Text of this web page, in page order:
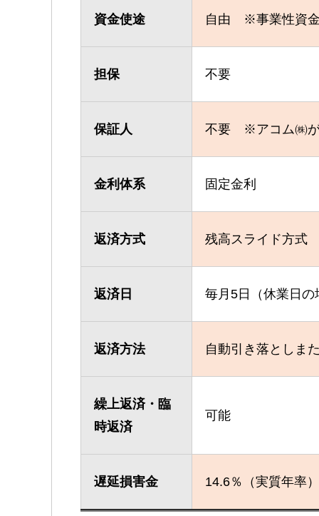
資金使途 自由 ※事業性資金
担保 不要
保証人 不要 ※アコム㈱
金利体系 固定金利
返済方式 残高スライド方式
返済日 毎月5日（休業日の
返済方法 自動引き落としま
繰上返済・臨
時返済
可能
遅延損害金 14.6％（実質年率）